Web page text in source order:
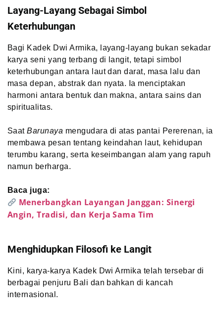
Layang-Layang Sebagai Simbol
Keterhubungan
Bagi Kadek Dwi Armika, layang-layang bukan sekadar
karya seni yang terbang di langit, tetapi simbol
keterhubungan antara laut dan darat, masa lalu dan
masa depan, abstrak dan nyata. Ia menciptakan
harmoni antara bentuk dan makna, antara sains dan
spiritualitas.
SaatBarunaya mengudara di atas pantai Pererenan, ia
membawa pesan tentang keindahan laut, kehidupan
terumbu karang, serta keseimbangan alam yang rapuh
namun berharga.
Baca juga:
Menerbangkan Layangan Janggan: Sinergi
Angin, Tradisi, dan Kerja Sama Tim
Menghidupkan Filosofi ke Langit
Kini, karya-karya Kadek Dwi Armika telah tersebar di
berbagai penjuru Bali dan bahkan di kancah
internasional.